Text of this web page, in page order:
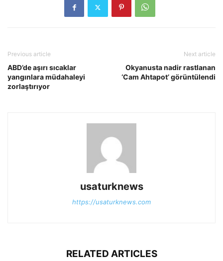
Previous article
ABD’de aşırı sıcaklar
yangınlara müdahaleyi
zorlaştırıyor
Next article
Okyanusta nadir rastlanan
‘Cam Ahtapot’ görüntülendi
usaturknews
https://usaturknews.com
RELATED ARTICLES